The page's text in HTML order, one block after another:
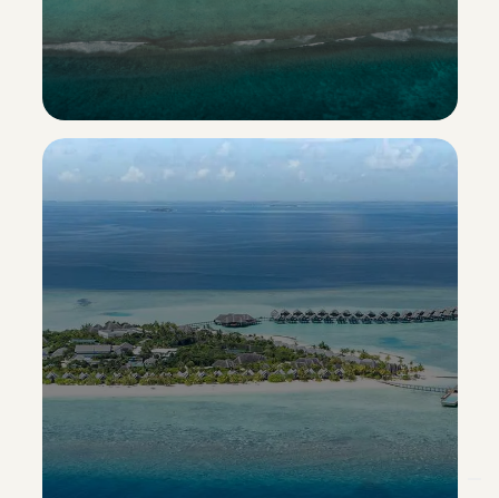
Hideaway Beach Resort & Spa
Esclusiva Sporting Vacanze
Scopri il resort ->